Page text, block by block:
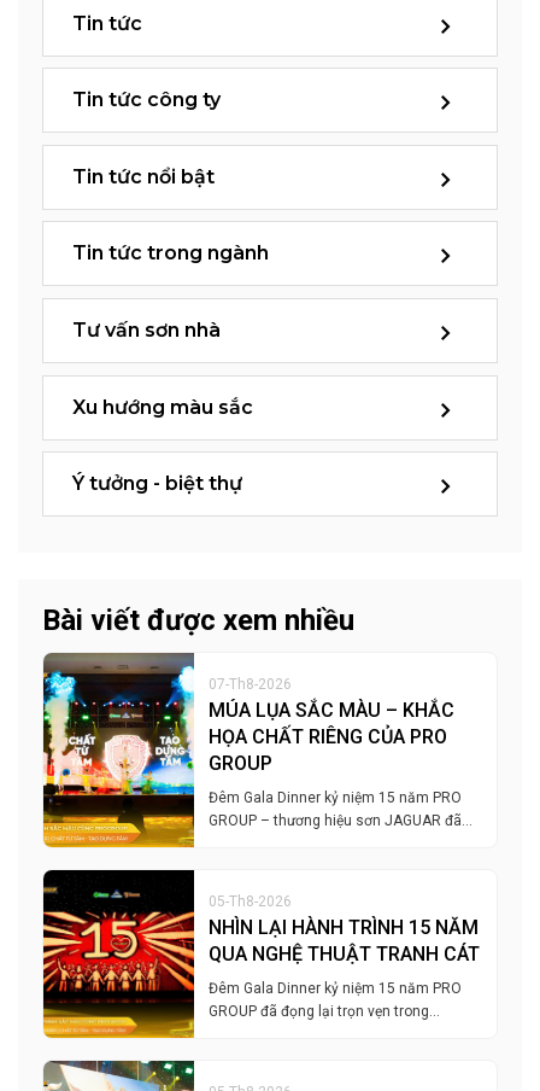
Tin tức
Tin tức công ty
Tin tức nổi bật
Tin tức trong ngành
Tư vấn sơn nhà
Xu hướng màu sắc
Ý tưởng - biệt thự
Bài viết được xem nhiều
07-Th8-2026
MÚA LỤA SẮC MÀU – KHẮC
HỌA CHẤT RIÊNG CỦA PRO
GROUP
Đêm Gala Dinner kỷ niệm 15 năm PRO
GROUP – thương hiệu sơn JAGUAR đã…
05-Th8-2026
NHÌN LẠI HÀNH TRÌNH 15 NĂM
QUA NGHỆ THUẬT TRANH CÁT
Đêm Gala Dinner kỷ niệm 15 năm PRO
GROUP đã đọng lại trọn vẹn trong…